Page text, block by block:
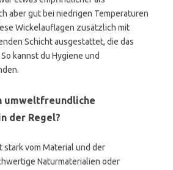
aber gut bei niedrigen Temperaturen
Wickelauflagen zusätzlich mit
Schicht ausgestattet, die das
kannst du Hygiene und
umweltfreundliche
der Regel?
stark vom Material und der
Naturmaterialien oder